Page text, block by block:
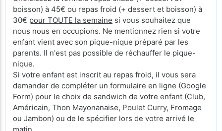
boisson) à 45€ ou repas froid (+ dessert et boisson) à
30€ pour TOUTE la semaine si vous souhaitez que
nous nous en occupions. Ne mentionnez rien si votre
enfant vient avec son pique-nique préparé par les
parents. Il n'est pas possible de réchauffer le pique-
nique.
Si votre enfant est inscrit au repas froid, il vous sera
demander de compléter un formulaire en ligne (Google
Form) pour le choix de sandwich de votre enfant (Club,
Américain, Thon Mayonanaise, Poulet Curry, Fromage
ou Jambon) ou de le spécifier lors de votre arrivé le